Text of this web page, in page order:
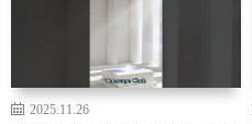
2025.11.26